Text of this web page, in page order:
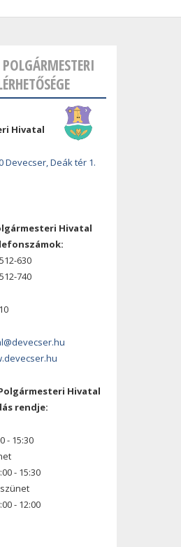
POLGÁRMESTERI
Hivatal
Devecser, Deák tér 1.
Hivatal
630
740
Hivatal
rendje:
- 15:30
- 15:30
- 12:00